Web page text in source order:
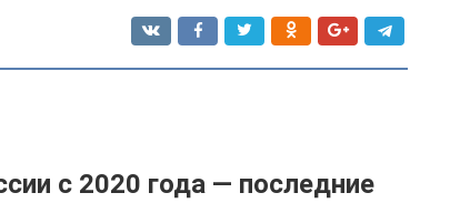
с 2020 года — последние